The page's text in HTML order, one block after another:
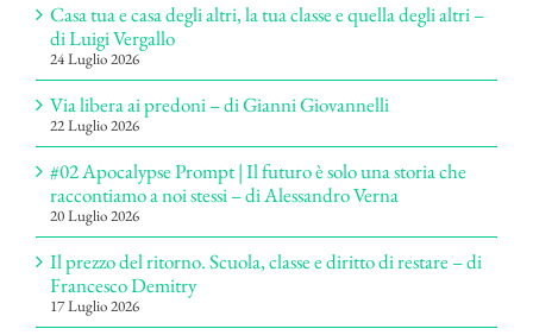
Casa tua e casa degli altri, la tua classe e quella degli altri –
di Luigi Vergallo
24 Luglio 2026
Via libera ai predoni – di Gianni Giovannelli
22 Luglio 2026
#02 Apocalypse Prompt | Il futuro è solo una storia che
raccontiamo a noi stessi – di Alessandro Verna
20 Luglio 2026
Il prezzo del ritorno. Scuola, classe e diritto di restare – di
Francesco Demitry
17 Luglio 2026